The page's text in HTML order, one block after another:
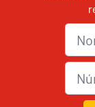
Nome